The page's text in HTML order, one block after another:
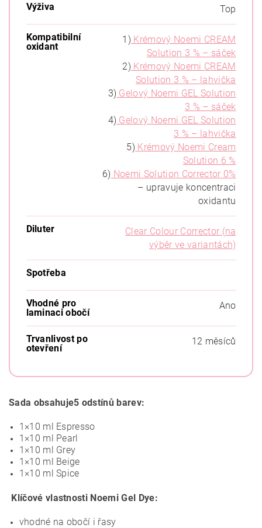
Výživa Top
Kompatibilní
oxidant
1) Krémový Noemi CREAM
Solution 3 % – sáček
2) Krémový Noemi CREAM
Solution 3 % – lahvička
3) Gelový Noemi GEL Solution
3 % – sáček
4) Gelový Noemi GEL Solution
3 % – lahvička
5) Krémový Noemi Cream
Solution 6 %
6) Noemi Solution Corrector 0%
– upravuje koncentraci
oxidantu
Diluter
Clear Colour Corrector (na
výběr ve variantách)
Spotřeba
Vhodné pro
laminaci obočí
Ano
Trvanlivost po
otevření
12 měsíců
Sada obsahuje5 odstínů barev:
1×10 ml Espresso
1×10 ml Pearl
1×10 ml Grey
1×10 ml Beige
1×10 ml Spice
Klíčové vlastnosti Noemi Gel Dye:
vhodné na obočí i řasy